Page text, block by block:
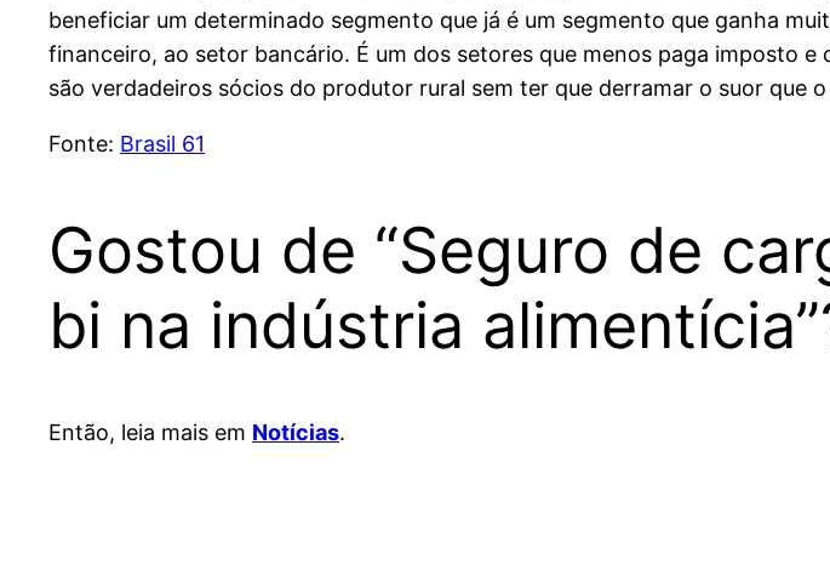
beneficiar um determinado segmento que já é um segmento que ganha
financeiro, ao setor bancário. É um dos setores que menos paga imposto
são verdadeiros sócios do produtor rural sem ter que derramar o suor que
Fonte: Brasil 61
Gostou de “Seguro de
bi na indústria
Então, leia mais em Notícias.